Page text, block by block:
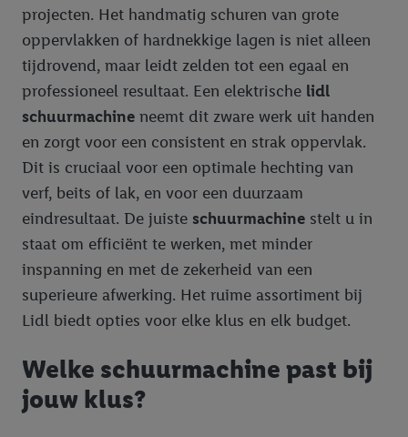
projecten. Het handmatig schuren van grote
oppervlakken of hardnekkige lagen is niet alleen
tijdrovend, maar leidt zelden tot een egaal en
professioneel resultaat. Een elektrische lidl
schuurmachine neemt dit zware werk uit handen
en zorgt voor een consistent en strak oppervlak.
Dit is cruciaal voor een optimale hechting van
verf, beits of lak, en voor een duurzaam
eindresultaat. De juiste schuurmachine stelt u in
staat om efficiënt te werken, met minder
inspanning en met de zekerheid van een
superieure afwerking. Het ruime assortiment bij
Lidl biedt opties voor elke klus en elk budget.
Welke schuurmachine past bij
jouw klus?